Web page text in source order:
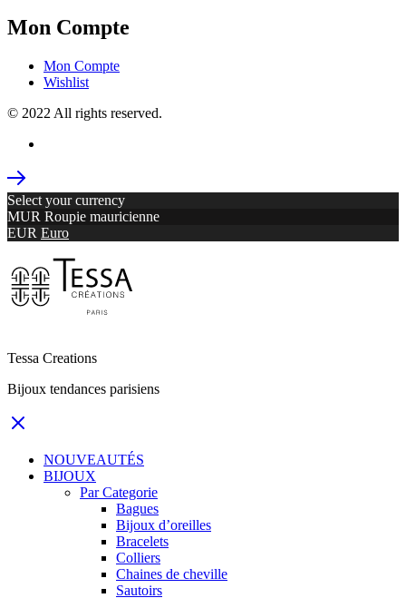
Mon Compte
Mon Compte
Wishlist
© 2022 All rights reserved.
Select your currency
MUR Roupie mauricienne
EUR Euro
Tessa Creations
Bijoux tendances parisiens
NOUVEAUTÉS
BIJOUX
Par Categorie
Bagues
Bijoux d’oreilles
Bracelets
Colliers
Chaines de cheville
Sautoirs